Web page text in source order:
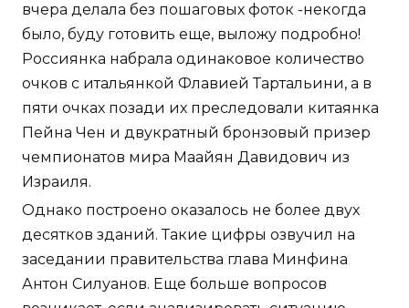
вчера делала без пошаговых фоток -некогда
было, буду готовить еще, выложу подробно!
Россиянка набрала одинаковое количество
очков с итальянкой Флавией Тартальини, а в
пяти очках позади их преследовали китаянка
Пейна Чен и двукратный бронзовый призер
чемпионатов мира Маайян Давидович из
Израиля.
Однако построено оказалось не более двух
десятков зданий. Такие цифры озвучил на
заседании правительства глава Минфина
Антон Силуанов. Еще больше вопросов